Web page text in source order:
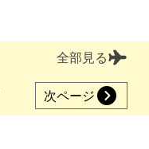
全部見る
次ページ